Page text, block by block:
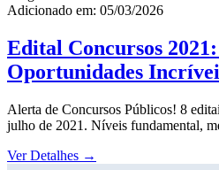
Adicionado em: 05/03/2026
Edital Concursos
Oportunidades
Alerta de Concursos Públicos! 8
julho de 2021. Níveis fundamental,
Ver Detalhes →